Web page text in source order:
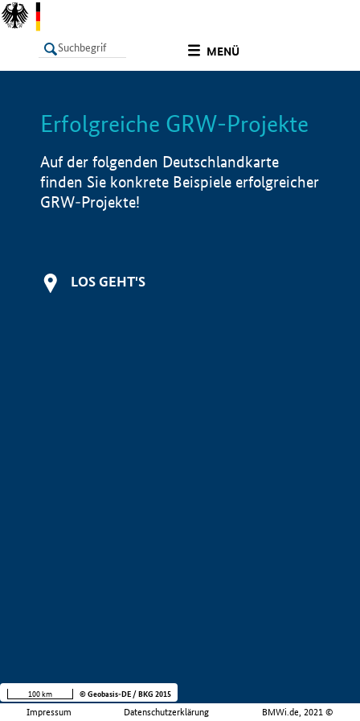
MENÜ
LISTE Info
Erfolgreiche GRW-Projekte
Auf der folgenden Deutschlandkarte
finden Sie konkrete Beispiele erfolgreicher
GRW-Projekte!
LOS GEHT'S
Impressum Datenschutzerklärung BMWi.de, 2021 ©
100 km © Geobasis-DE / BKG 2015